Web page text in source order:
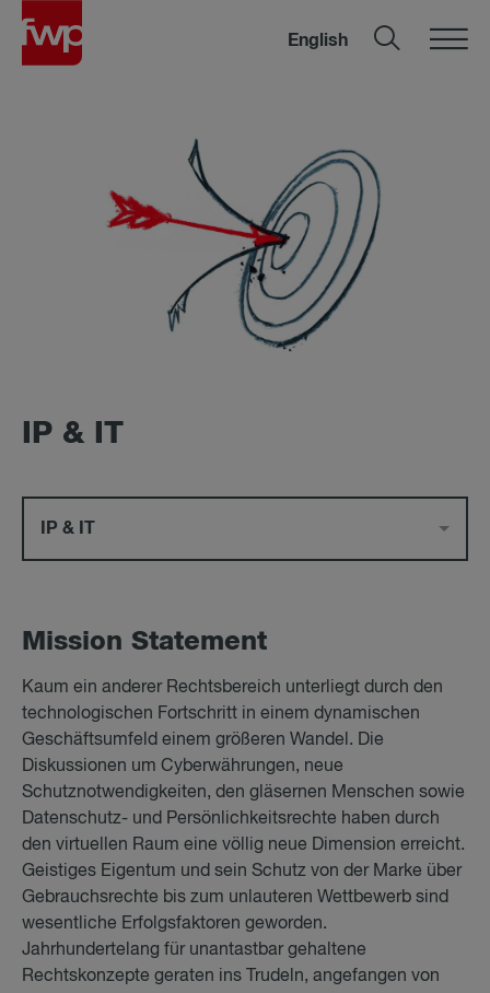
English
IP & IT
Mis­si­on State­ment
Kaum ein anderer Rechtsbereich unterliegt durch den
technologischen Fortschritt in einem dynamischen
Geschäftsumfeld einem größeren Wandel. Die
Diskussionen um Cyberwährungen, neue
Schutznotwendigkeiten, den gläsernen Menschen sowie
Datenschutz- und Persönlichkeitsrechte haben durch
den virtuellen Raum eine völlig neue Dimension erreicht.
Geistiges Eigentum und sein Schutz von der Marke über
Gebrauchsrechte bis zum unlauteren Wettbewerb sind
wesentliche Erfolgsfaktoren geworden.
Jahrhundertelang für unantastbar gehaltene
Rechtskonzepte geraten ins Trudeln, angefangen von
IP & IT